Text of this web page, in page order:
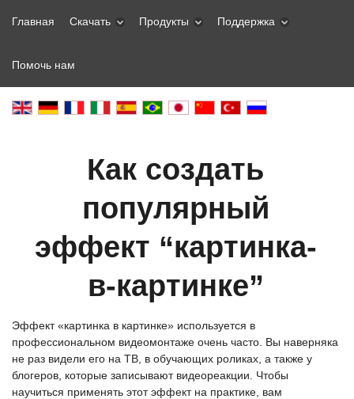
Главная Скачать Продукты Поддержка
Помочь нам
Как создать
популярный
эффект “картинка-
в-картинке”
Эффект «картинка в картинке» используется в
профессиональном видеомонтаже очень часто. Вы наверняка
не раз видели его на ТВ, в обучающих роликах, а также у
блогеров, которые записывают видеореакции. Чтобы
научиться применять этот эффект на практике, вам